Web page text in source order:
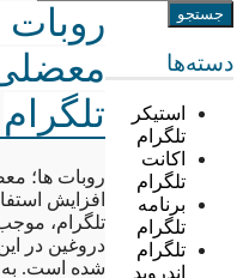
دسته‌ها
استیکر
تلگرام
اکانت
تلگرام
برنامه
تلگرام
تلگرام
اندروید
روبات
تلگرام
روبات ها؛
افزایش
تلگرام،
دروغین در
شده است.